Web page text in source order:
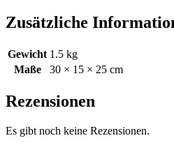
Zusätzliche
Gewicht 1.5 kg
Maße
30 × 15 × 25 cm
Rezensionen
Es gibt noch keine Rezensionen.